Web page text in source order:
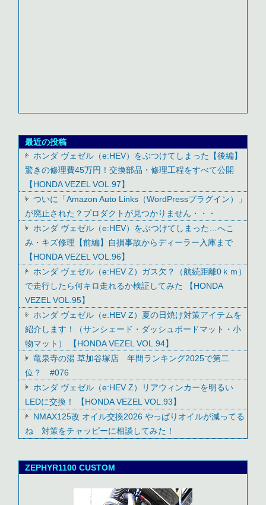
最近の投稿
ホンダ ヴェゼル（e:HEV）をぶつけてしまった【後編】
驚きの修理費45万円！交換部品・修理工程をすべて公開
【HONDA VEZEL VOL.97】
ついに「Amazon Auto Links（WordPressプラグイン）」
が廃止された？プロダクトが見つかりません・・・
ホンダ ヴェゼル（e:HEV）をぶつけてしまった…へこ
み・キズ修理【前編】自損事故からディーラー入庫まで
【HONDA VEZEL VOL.96】
ホンダ ヴェゼル（e:HEV Z）ガス欠？（航続距離0ｋｍ）
で走行したら何キロ走れるか検証してみた 【HONDA
VEZEL VOL.95】
ホンダ ヴェゼル（e:HEV Z）夏の日焼け対策アイテムを
紹介します！（サンシェード・ダッシュボードマット・小
物マット） 【HONDA VEZEL VOL.94】
竜泉寺の湯 草加谷塚店 年間ランキング2025で第二
位？ #076
ホンダ ヴェゼル（e:HEV Z）リアウィンカーを明るい
LEDに交換！ 【HONDA VEZEL VOL.93】
NMAX125改 オイル交換2026 やっぱりオイルが減ってる
ね 対策をチャッピーに相談してみた！
ZEPHYR1100 CUSTOM